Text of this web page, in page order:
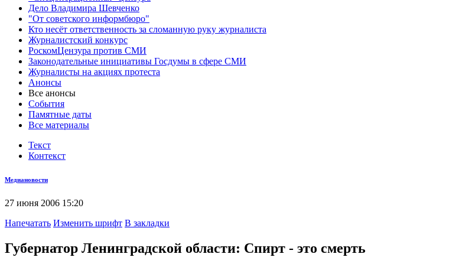
Дело Владимира Шевченко
"От советского информбюро"
Кто несёт ответственность за сломанную руку журналиста
Журналистский конкурс
РоскомЦензура против СМИ
Законодательные инициативы Госдумы в сфере СМИ
Журналисты на акциях протеста
Анонсы
Все анонсы
События
Памятные даты
Все материалы
Текст
Контекст
Медиановости
27 июня 2006 15:20
Напечатать Изменить шрифт В закладки
Губернатор Ленинградской области: Спирт - это смерть